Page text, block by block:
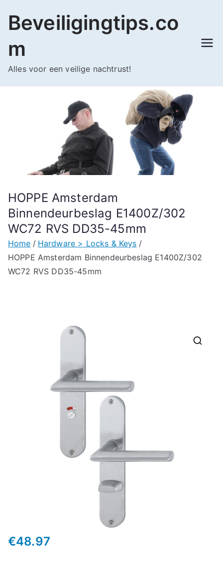
naar
inhoud
Beveiligingtips.co
m
Alles voor een veilige nachtrust!
HOPPE Amsterdam
Binnendeurbeslag E1400Z/302
WC72 RVS DD35-45mm
Home
Hardware > Locks & Keys
HOPPE Amsterdam Binnendeurbeslag E1400Z/302
WC72 RVS DD35-45mm
€48.97